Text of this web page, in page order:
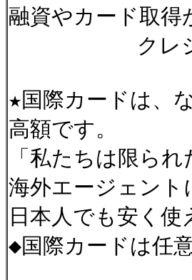
融資やカード取得
クレジット
★国際カードは、
高額です。
「私たちは限ら
海外エージェント
日本人でも安く
◆国際カードは任